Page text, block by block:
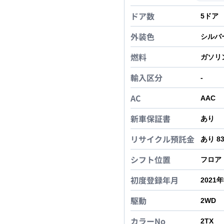
ドア数 5 ドア
外装色 シルバ
燃料 ガソリ
輸入区分 -
AC AAC
新車保証書 あり
リサイクル預託金 あり
シフト位置 フロア
初度登録年月 2021年
駆動 2WD
カラーNo 2TX